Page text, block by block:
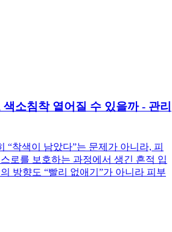
소침착 옅어질 수 있을까 - 관리
“착색이 남았다”는 문제가 아니라, 피
로를 보호하는 과정에서 생긴 흔적 입
방향도 “빨리 없애기”가 아니라 피부